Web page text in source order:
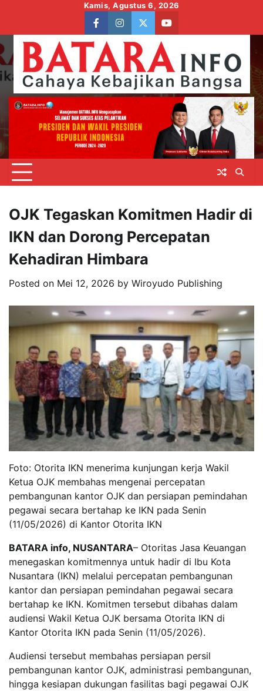
content
Kamis, Agustus 6, 2026
facebookinstagram
twitteryoutube
OJK Tegaskan Komitmen Hadir di
IKN dan Dorong Percepatan
Kehadiran Himbara
Posted on Mei 12, 2026 by Wiroyudo Publishing
Foto: Otorita IKN menerima kunjungan kerja Wakil
Ketua OJK membahas mengenai percepatan
pembangunan kantor OJK dan persiapan pemindahan
pegawai secara bertahap ke IKN pada Senin
(11/05/2026) di Kantor Otorita IKN
BATARA info, NUSANTARA– Otoritas Jasa Keuangan
menegaskan komitmennya untuk hadir di Ibu Kota
Nusantara (IKN) melalui percepatan pembangunan
kantor dan persiapan pemindahan pegawai secara
bertahap ke IKN. Komitmen tersebut dibahas dalam
audiensi Wakil Ketua OJK bersama Otorita IKN di
Kantor Otorita IKN pada Senin (11/05/2026).
Audiensi tersebut membahas persiapan persil
pembangunan kantor OJK, administrasi pembangunan,
hingga kesiapan dukungan fasilitas bagi pegawai OJK